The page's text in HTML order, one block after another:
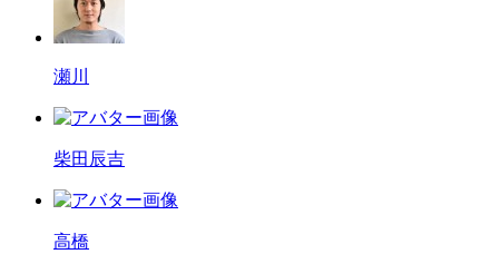
瀬川
柴田辰吉
高橋